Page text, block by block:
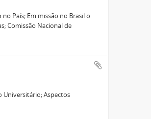
País; Em missão no Brasil o
Comissão Nacional de
Universitário; Aspectos